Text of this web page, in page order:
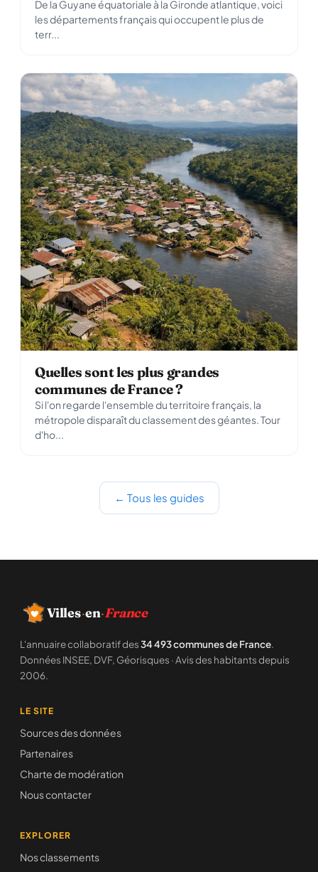
De la Guyane équatoriale à la Gironde atlantique, voici
les départements français qui occupent le plus de
terr...
Quelles sont les plus grandes
communes de France ?
Si l'on regarde l'ensemble du territoire français, la
métropole disparaît du classement des géantes. Tour
d'ho...
← Tous les guides
Villes·en·France
L'annuaire collaboratif des34 493 communes de France.
Données INSEE, DVF, Géorisques · Avis des habitants depuis
2006.
LE SITE
Sources des données
Partenaires
Charte de modération
Nous contacter
EXPLORER
Nos classements